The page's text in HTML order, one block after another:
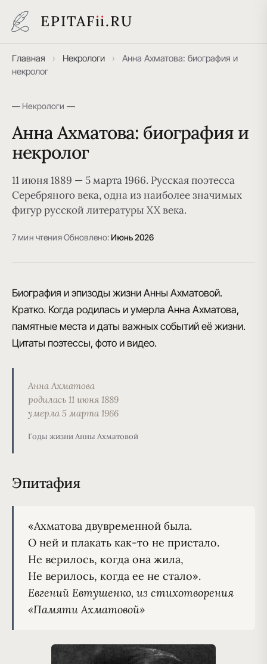
EPITAFii.RU
Главная › Некрологи ›
Анна Ахматова: биография и
некролог
— Некрологи —
Анна Ахматова: биография и
некролог
11 июня 1889 — 5 марта 1966. Русская поэтесса
Серебряного века, одна из наиболее значимых
фигур русской литературы XX века.
7 мин чтения·Обновлено:Июнь 2026
Биография и эпизоды жизни Анны Ахматовой.
Кратко. Когда родилась и умерла Анна Ахматова,
памятные места и даты важных событий её жизни.
Цитаты поэтессы, фото и видео.
Анна Ахматова
родилась 11 июня 1889
умерла 5 марта 1966
Годы жизни Анны Ахматовой
Эпитафия
«Ахматова двувременной была.
О ней и плакать как-то не пристало.
Не верилось, когда она жила,
Евгений Евтушенко, из стихотворения
«Памяти Ахматовой»